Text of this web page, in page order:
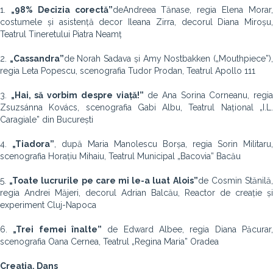
1. „98% Decizia corectă”deAndreea Tănase, regia Elena Morar,
costumele și asistență decor Ileana Zirra, decorul Diana Miroșu,
Teatrul Tineretului Piatra Neamț
2. „Cassandra”de Norah Sadava și Amy Nostbakken („Mouthpiece”),
regia Leta Popescu, scenografia Tudor Prodan, Teatrul Apollo 111
3. „Hai, să vorbim despre viață!” de Ana Sorina Corneanu, regia
Zsuzsánna Kovács, scenografia Gabi Albu, Teatrul Național „I.L.
Caragiale” din București
4. „Tiadora”
după Maria Manolescu Borșa, regia Sorin Militaru,
scenografia Horațiu Mihaiu, Teatrul Municipal „Bacovia” Bacău
5. „Toate lucrurile pe care mi le-a luat Alois”deCosmin Stănilă,
regia Andrei Măjeri, decorul Adrian Balcău, Reactor de creație și
experiment Cluj-Napoca
6. „Trei femei înalte” de Edward Albee, regia Diana Păcurar,
scenografia Oana Cernea, Teatrul „Regina Maria” Oradea
Creația. Dans